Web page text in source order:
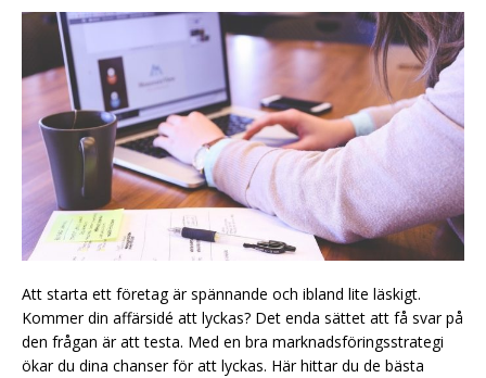
Att starta ett företag är spännande och ibland lite läskigt.
Kommer din affärsidé att lyckas? Det enda sättet att få svar på
den frågan är att testa. Med en bra marknadsföringsstrategi
ökar du dina chanser för att lyckas. Här hittar du de bästa